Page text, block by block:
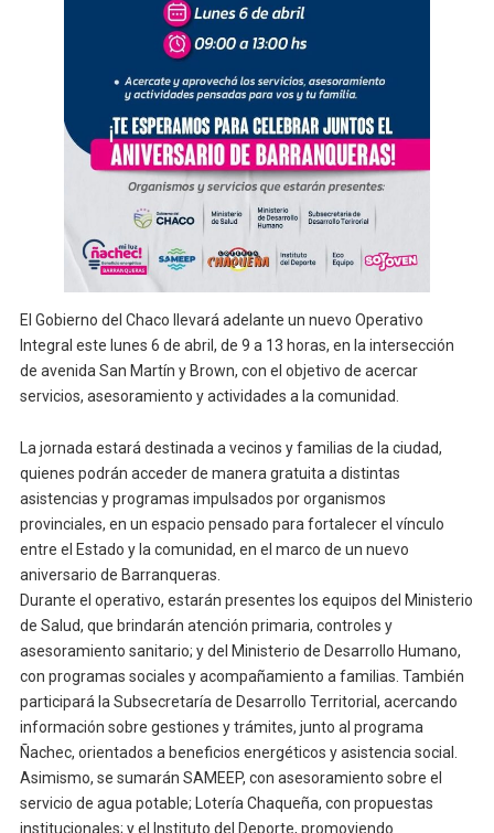
El Gobierno del Chaco llevará adelante un nuevo Operativo
Integral este lunes 6 de abril, de 9 a 13 horas, en la intersección
de avenida San Martín y Brown, con el objetivo de acercar
servicios, asesoramiento y actividades a la comunidad.
La jornada estará destinada a vecinos y familias de la ciudad,
quienes podrán acceder de manera gratuita a distintas
asistencias y programas impulsados por organismos
provinciales, en un espacio pensado para fortalecer el vínculo
entre el Estado y la comunidad, en el marco de un nuevo
aniversario de Barranqueras.
Durante el operativo, estarán presentes los equipos del Ministerio
de Salud, que brindarán atención primaria, controles y
asesoramiento sanitario; y del Ministerio de Desarrollo Humano,
con programas sociales y acompañamiento a familias. También
participará la Subsecretaría de Desarrollo Territorial, acercando
información sobre gestiones y trámites, junto al programa
Ñachec, orientados a beneficios energéticos y asistencia social.
Asimismo, se sumarán SAMEEP, con asesoramiento sobre el
servicio de agua potable; Lotería Chaqueña, con propuestas
institucionales; y el Instituto del Deporte, promoviendo